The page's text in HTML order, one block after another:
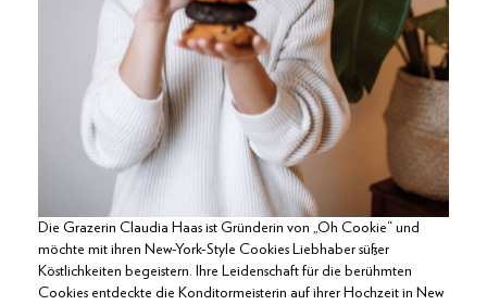
Die Grazerin Claudia Haas ist Gründerin von „Oh Cookie“ und
möchte mit ihren New-York-Style Cookies Liebhaber süßer
Köstlichkeiten begeistern. Ihre Leidenschaft für die berühmten
Cookies entdeckte die Konditormeisterin auf ihrer Hochzeit in New